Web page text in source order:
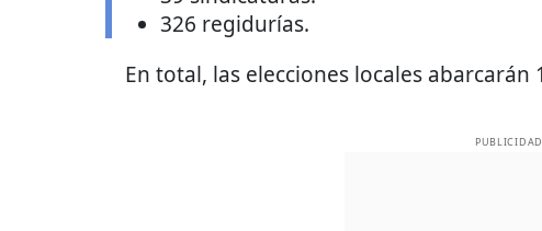
326 regidurías.
En total, las elecciones locales
PUBLICIDAD